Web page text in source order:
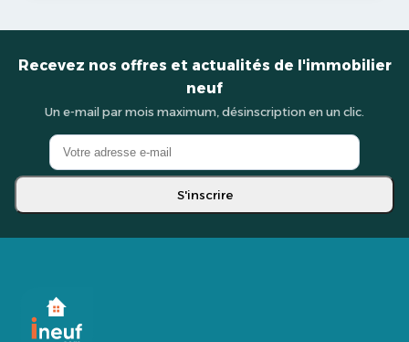
Recevez nos offres et actualités de l'immobilier
neuf
Un e-mail par mois maximum, désinscription en un clic.
S'inscrire